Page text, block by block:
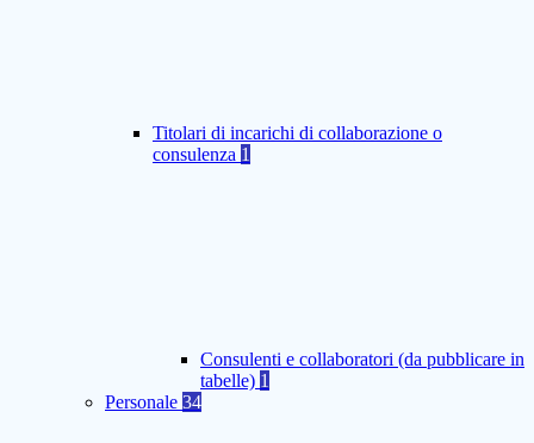
Titolari di incarichi di collaborazione o
consulenza 1
Consulenti e collaboratori (da pubblicare in
tabelle) 1
Personale 34